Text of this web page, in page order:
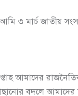
৩ মার্চ জাতীয়
আমাদের
বদলে আমাদের